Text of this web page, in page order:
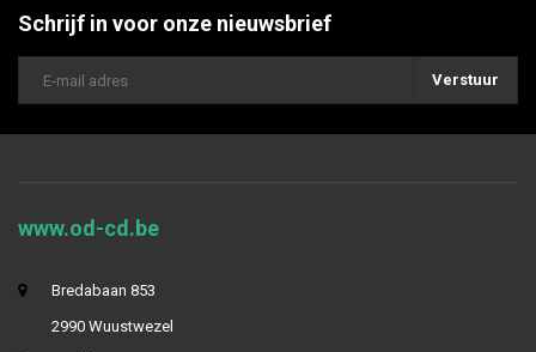
Schrijf in voor onze nieuwsbrief
Verstuur
www.od-cd.be
Bredabaan 853
2990 Wuustwezel